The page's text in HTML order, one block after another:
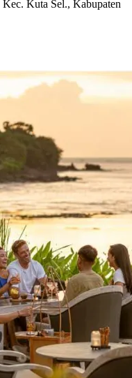
Kuta Sel., Kabupaten